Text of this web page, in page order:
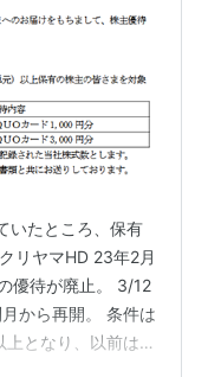
いたところ、保有
リヤマHD 23年2月
優待が廃止。 3/12
から再開。 条件は
となり、以前は